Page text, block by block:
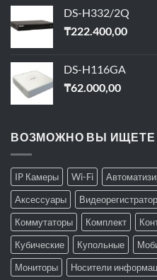
DS-H332/2Q
₸222.400,00
DS-H116GA
₸62.000,00
ВОЗМОЖНО ВЫ ИЩЕТЕ
IP Камеры Wi-Fi
Аксессуары
Коммутаторы
Комплект
Кубические
Купольные
Мониторы
Носители